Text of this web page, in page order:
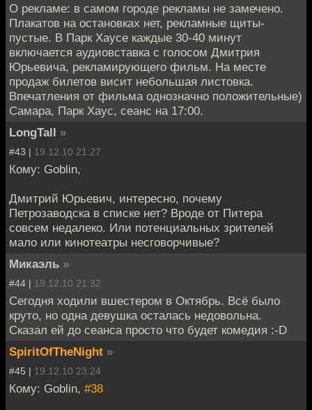
О рекламе: в самом городе рекламы не замечено.
Плакатов на остановках нет, рекламные щиты-
пустые. В Парк Хаусе каждые 30-40 минут
включается аудиовставка с голосом Дмитрия
Юрьевича, рекламирующего фильм. На месте
продаж билетов висит небольшая листовка.
Впечатления от фильма однозначно положительные)
Самара, Парк Хаус, сеанс на 17:00.
LongTall »
#43 | 19.12.10 21:27
Кому: Goblin,
Дмитрий Юрьевич, интересно, почему
Петрозаводска в списке нет? Вроде от Питера
совсем недалеко. Или потенциальных зрителей
мало или кинотеатры несговорчивые?
Микаэль »
#44 | 19.12.10 21:32
Сегодня ходили вшестером в Октябрь. Всё было
круто, но одна девушка осталась недовольна.
Сказал ей до сеанса просто что будет комедия :-D
SpiritOfTheNight »
#45 | 19.12.10 23:24
Кому: Goblin, #38